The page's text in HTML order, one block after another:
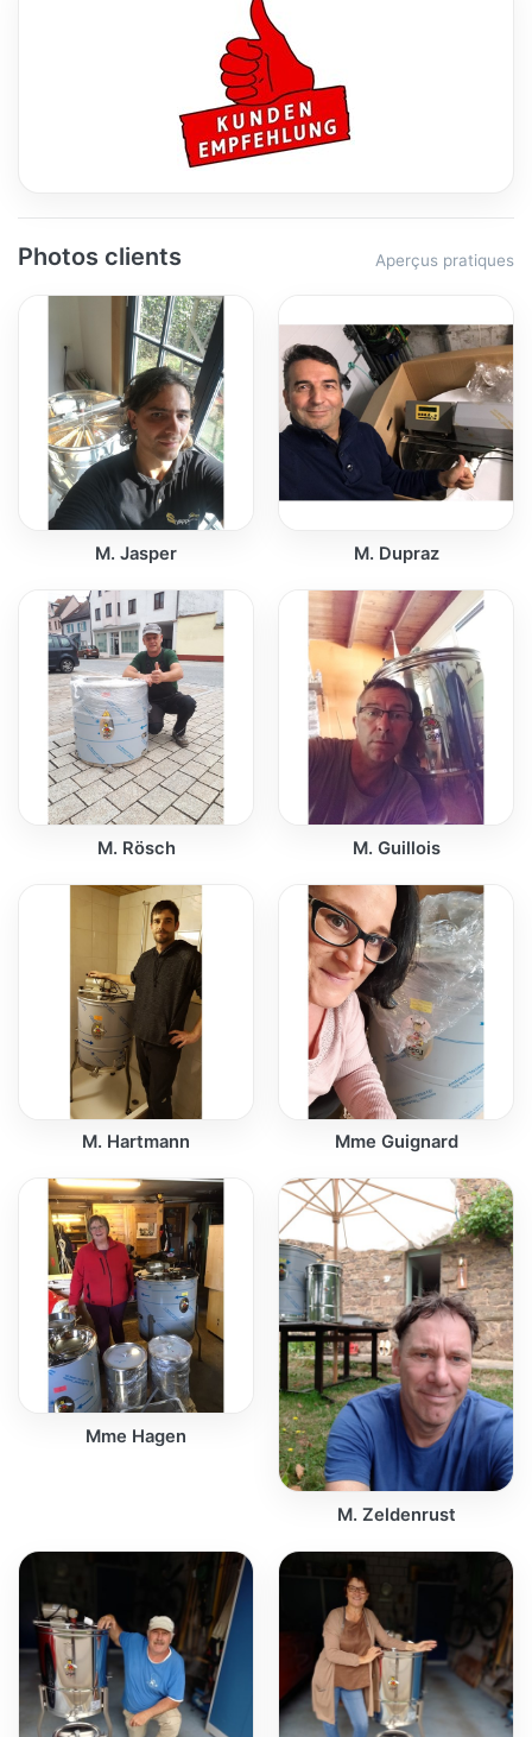
Photos clients Aperçus pratiques
M. Jasper M. Dupraz
M. Rösch M. Guillois
M. Hartmann Mme Guignard
Mme Hagen
M. Zeldenrust